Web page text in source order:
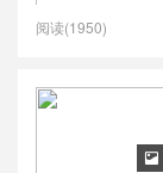
阅读(1950)
